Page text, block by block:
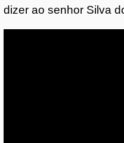
i
dizer ao senhor Silva